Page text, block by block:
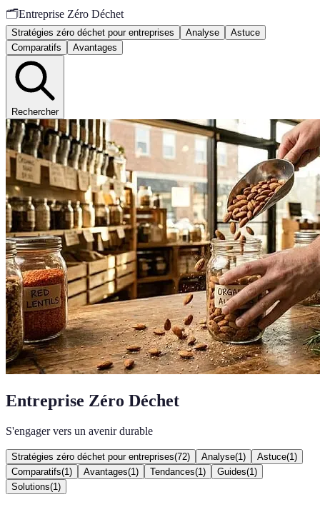
🗂️Entreprise Zéro Déchet
Stratégies zéro déchet pour entreprises Analyse
Astuce
Comparatifs
Avantages
Rechercher
Entreprise Zéro Déchet
S'engager vers un avenir durable
Stratégies zéro déchet pour entreprises(72) Analyse(1 ) Astuce(1 )
Comparatifs(1 ) Avantages(1 ) Tendances(1 ) Guides(1 )
Solutions(1 )